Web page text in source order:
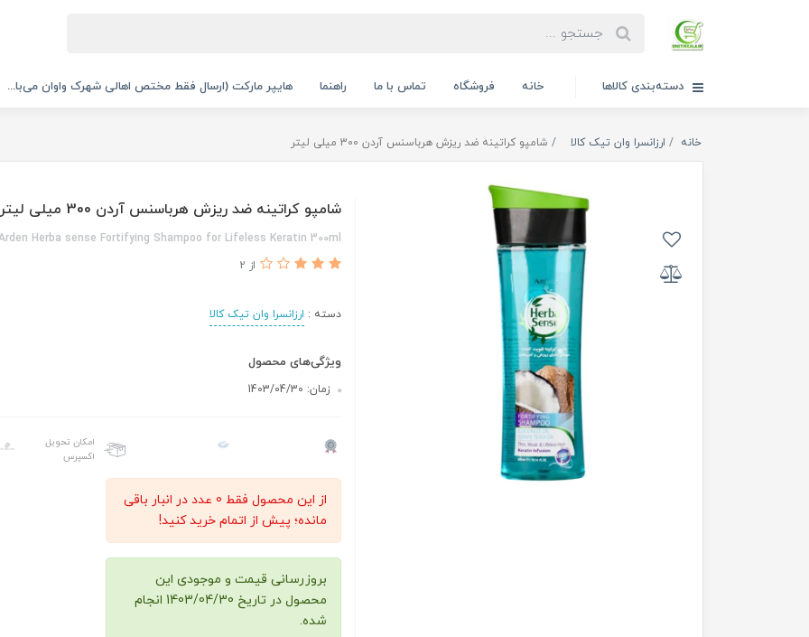
دسته‌بندی کالاها خانه فروشگاه تماس با ما راهنما هایپر مارکت (ارسال فقط مختص اهالی شهرک واوان می‌با...
خانه ارزانسرا وان تیک کالا شامپو کراتینه ضد ریزش هرباسنس آردن 300 میلی لیتر
شامپو کراتینه ضد ریزش هرباسنس آردن 300 میلی لیتر
Herba sense Fortifying Shampoo for Lifeless Keratin 300ml
از 2
دسته : ارزانسرا وان تیک کالا
ویژگی‌های محصول
زمان: 1403/04/30
امکان تحویل
اکسپرس
از این محصول فقط 0 عدد در انبار باقی
مانده؛ پیش از اتمام خرید کنید!
بروزرسانی قیمت و موجودی این
محصول در تاریخ 1403/04/30 انجام
شده.